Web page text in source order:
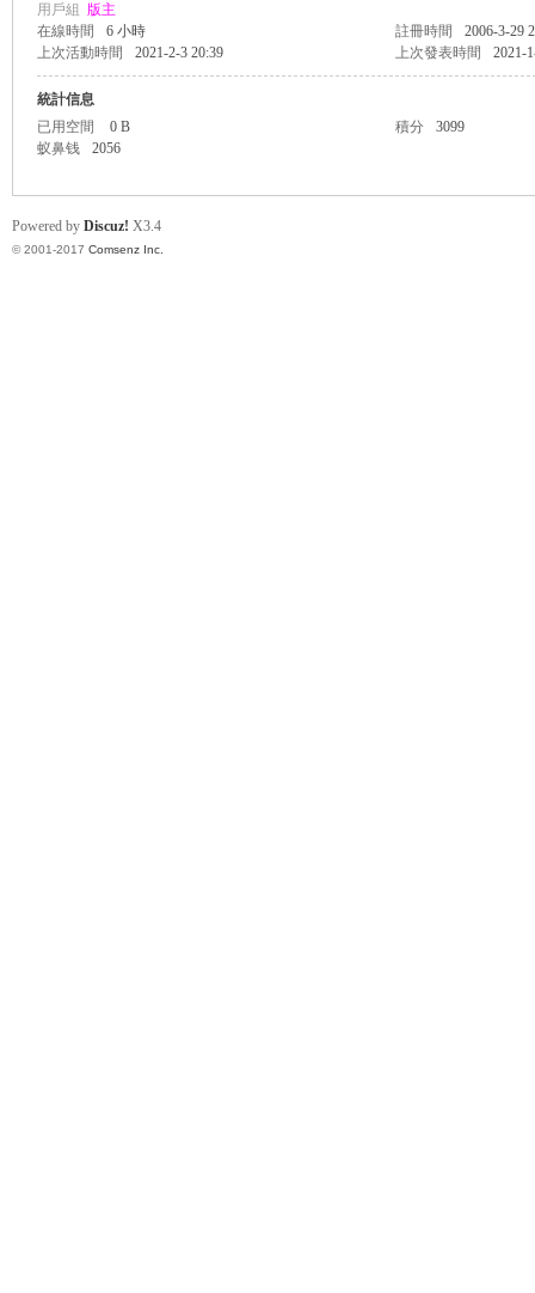
用戶組 版主
在線時間
6 小時 註冊時間
2006-3-29
上次活動時間
2021-2-3 20:39 上次發表時間 2021-
統計信息
已用空間
0 B 積分
3099
蚁鼻钱
2056
Powered by Discuz! X3.4
© 2001-2017 Comsenz Inc.